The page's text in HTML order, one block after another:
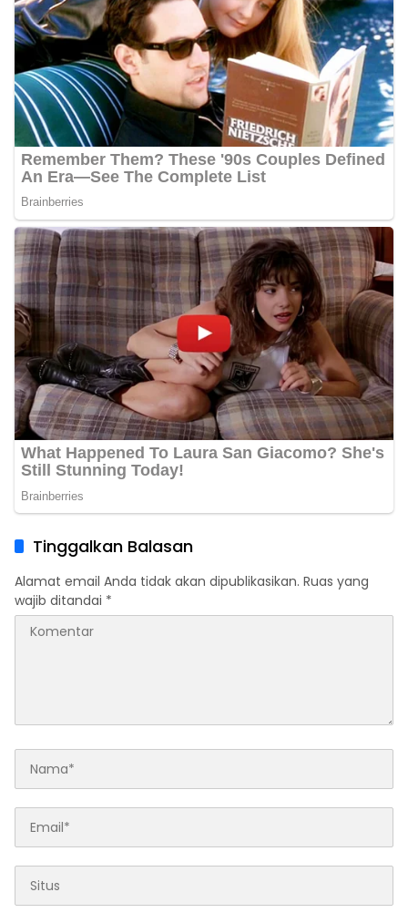
Tinggalkan Balasan
Alamat email Anda tidak akan dipublikasikan. Ruas yang
wajib ditandai *